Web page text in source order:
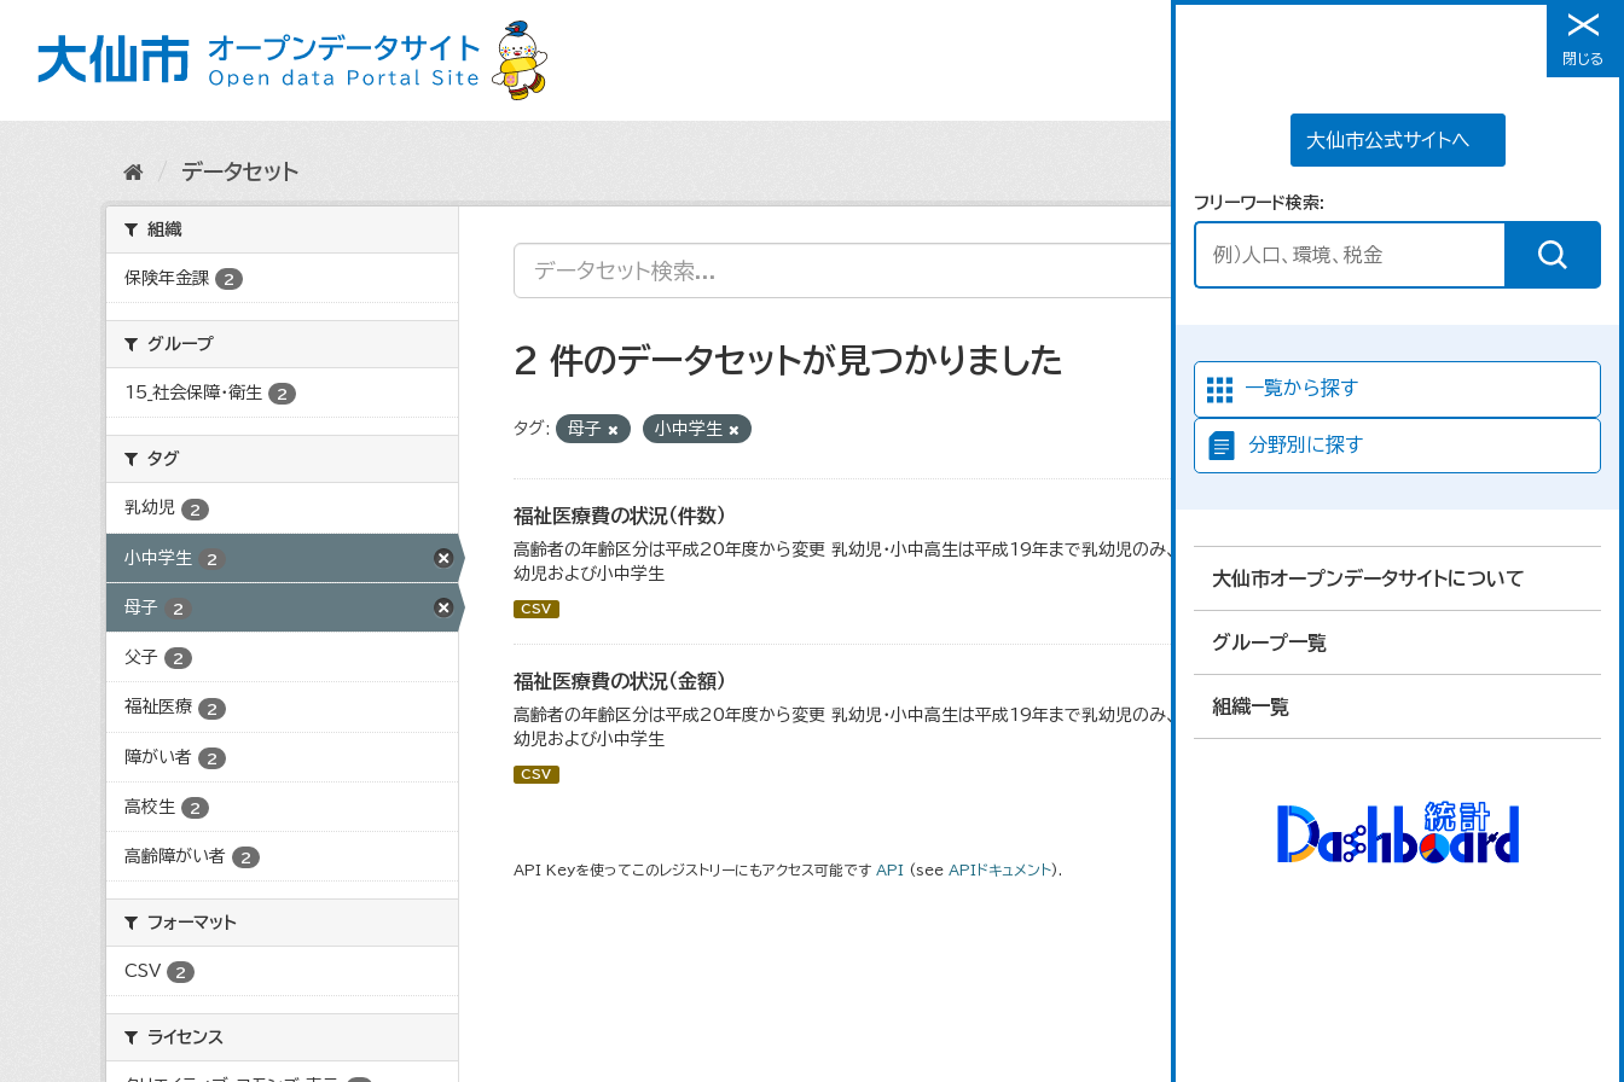
メニュー
大仙市公式サイトへ
フリーワード検索
一覧から探す
分野別に探す
大仙市オープンデータサイトについて
グループ一覧
組織一覧
閉じる
データセット
組織
保険年金課 2
グループ
15_社会保障・衛生 2
タグ
乳幼児 2
小中学生 2
母子 2
父子 2
福祉医療 2
障がい者 2
高校生 2
高齢障がい者 2
フォーマット
CSV 2
ライセンス
2 件のデータセットが見つかりました
タグ: 母子 小中学生
福祉医療費の状況（件数）
高齢者の年齢区分は平成20年度から変更 乳幼児・小中高生は平成19年まで乳幼児のみ、平成20年度から令和元年度までは乳
幼児および小中学生
CSV
福祉医療費の状況（金額）
高齢者の年齢区分は平成20年度から変更 乳幼児・小中高生は平成19年まで乳幼児のみ、平成20年度から令和元年度までは乳
幼児および小中学生
CSV
API Keyを使ってこのレジストリーにもアクセス可能です API (see APIドキュメント).